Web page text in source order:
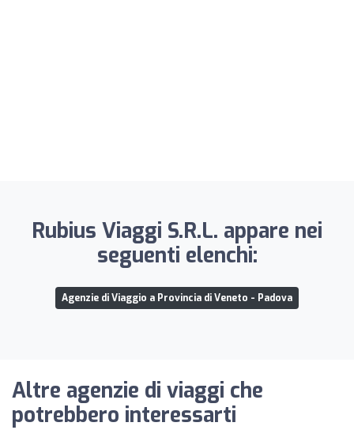
Rubius Viaggi S.R.L. appare nei
seguenti elenchi:
Agenzie di Viaggio a Provincia di Veneto - Padova
Altre agenzie di viaggi che
potrebbero interessarti